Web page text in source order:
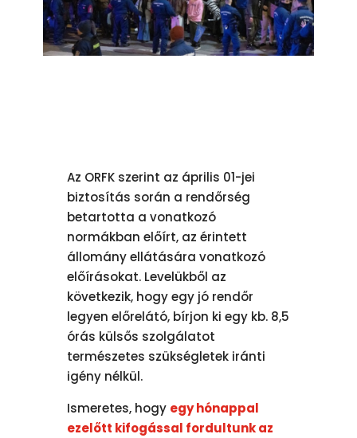
Az ORFK szerint az április 01-jei
biztosítás során a rendőrség
betartotta a vonatkozó
normákban előírt, az érintett
állomány ellátására vonatkozó
előírásokat. Levelükből az
következik, hogy egy jó rendőr
legyen előrelátó, bírjon ki egy kb. 8,5
órás külsős szolgálatot
természetes szükségletek iránti
igény nélkül.
Ismeretes, hogy egy hónappal
ezelőtt kifogással fordultunk az